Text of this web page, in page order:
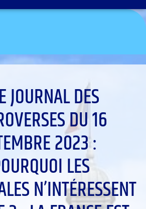
JOURNAL DES
DU 16
2023 :
LES
N’INTÉRESSENT